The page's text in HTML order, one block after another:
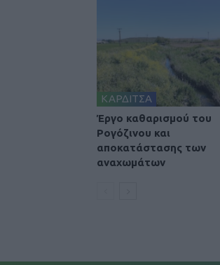
ΚΑΡΔΙΤΣΑ
Έργο καθαρισμού του
Ρογόζινου και
αποκατάστασης των
αναχωμάτων